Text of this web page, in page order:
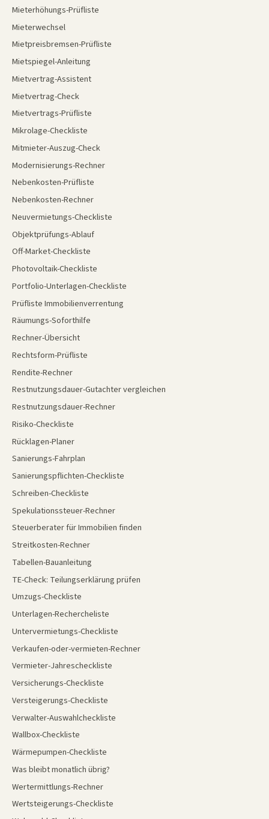
Mieterhöhungs-Prüfliste
Mieterwechsel
Mietpreisbremsen-Prüfliste
Mietspiegel-Anleitung
Mietvertrag-Assistent
Mietvertrag-Check
Mietvertrags-Prüfliste
Mikrolage-Checkliste
Mitmieter-Auszug-Check
Modernisierungs-Rechner
Nebenkosten-Prüfliste
Nebenkosten-Rechner
Neuvermietungs-Checkliste
Objektprüfungs-Ablauf
Off-Market-Checkliste
Photovoltaik-Checkliste
Portfolio-Unterlagen-Checkliste
Prüfliste Immobilienverrentung
Räumungs-Soforthilfe
Rechner-Übersicht
Rechtsform-Prüfliste
Rendite-Rechner
Restnutzungsdauer-Gutachter vergleichen
Restnutzungsdauer-Rechner
Risiko-Checkliste
Rücklagen-Planer
Sanierungs-Fahrplan
Sanierungspflichten-Checkliste
Schreiben-Checkliste
Spekulationssteuer-Rechner
Steuerberater für Immobilien finden
Streitkosten-Rechner
Tabellen-Bauanleitung
TE-Check: Teilungserklärung prüfen
Umzugs-Checkliste
Unterlagen-Rechercheliste
Untervermietungs-Checkliste
Verkaufen-oder-vermieten-Rechner
Vermieter-Jahrescheckliste
Versicherungs-Checkliste
Versteigerungs-Checkliste
Verwalter-Auswahlcheckliste
Wallbox-Checkliste
Wärmepumpen-Checkliste
Was bleibt monatlich übrig?
Wertermittlungs-Rechner
Wertsteigerungs-Checkliste